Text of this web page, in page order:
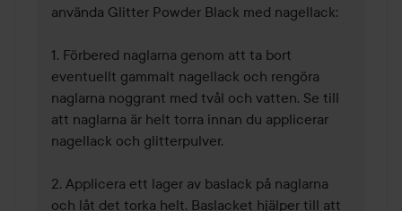
använda Glitter Powder Black med nagellack:
1. Förbered naglarna genom att ta bort
eventuellt gammalt nagellack och rengöra
naglarna noggrant med tvål och vatten. Se till
att naglarna är helt torra innan du applicerar
nagellack och glitterpulver.
2. Applicera ett lager av baslack på naglarna
och låt det torka helt. Baslacket hjälper till att